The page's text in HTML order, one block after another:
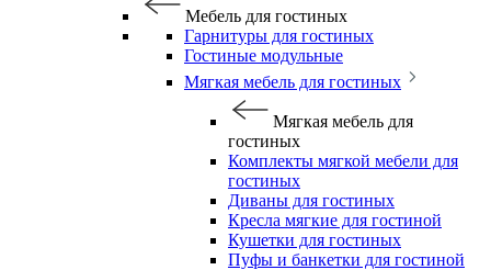
Мебель для гостиных
Гарнитуры для гостиных
Гостиные модульные
Мягкая мебель для гостиных
Мягкая мебель для
гостиных
Комплекты мягкой мебели для
гостиных
Диваны для гостиных
Кресла мягкие для гостиной
Кушетки для гостиных
Пуфы и банкетки для гостиной